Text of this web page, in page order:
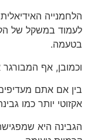
הלחמנייה
לעמוד במשקל של
בטעמה.
וכמובן, אף
בין אם אתם
אקזוטי יותר כמו
הגבינה היא